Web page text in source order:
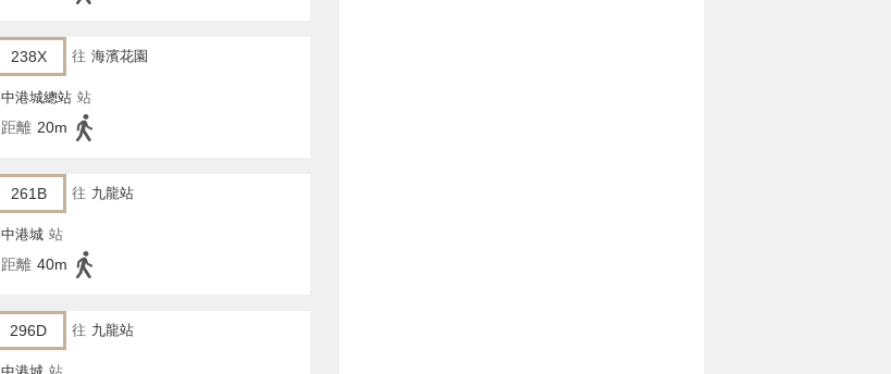
238X 往 海濱花園
中港城總站 站
距離 20m
261B 往 九龍站
中港城 站
距離 40m
296D 往 九龍站